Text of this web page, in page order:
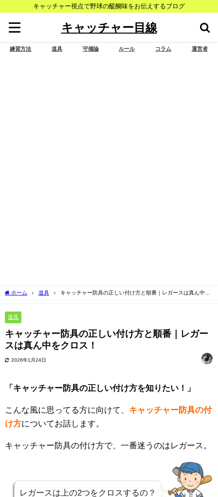
キャッチャー視点で野球の醍醐味をお伝えするブログ
キャッチャー目線
練習方法 道具 守備論 ルール コラム 運営者
ホーム 道具
キャッチャー防具の正しい付け方と順番｜レガースは真ん中を
道具
キャッチャー防具の正しい付け方と順番｜レガー
スは真ん中をクロス！
2026年1月24日
「キャッチャー防具の正しい付け方を知りたい！」
こんな風に思ってる方に向けて、 キャッチャー防具の付
け方についてお話します。
キャッチャー防具の付け方で、一番迷うのはレガース。
レガースは上の2つをクロスするの？